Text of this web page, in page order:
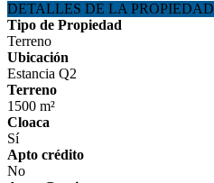
DETALLES DE LA PROPIEDAD
Tipo de Propiedad
Terreno
Ubicación
Estancia Q2
Terreno
1500 m²
Cloaca
Sí
Apto crédito
No